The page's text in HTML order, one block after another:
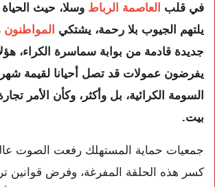
في قلب العاصمة الرباط وسلا، حيث
يلتهم الجيوب بلا رحمة، يشتكي المواطنون
جديدة قادمة من بوابة سماسرة الكراء،
يفرضون عمولات قد تصل أحيانا لقيمة
السومة الكرائية، بل وأكثر، وكأن الأمر
بيت.
جمعيات حماية المستهلك رفعت الصوت
كسر هذه الحلقة المفرغة، وفرض قوانين